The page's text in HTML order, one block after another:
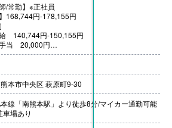
/常勤】※正社員
】168,744円-178,155円
給 140,744円-150,155円
手当 20,000円
当 2,000円（調理師免許）
一律）手当 3,000円
アップ手当 5,000円
手当］
当 配偶者4,000円、子ども（18歳未満）4,000
当 2,000円/回
年2回（計3.51ヶ月分）※前年度実績
本市中央区 萩原町9-30
線「南熊本駅」より徒歩8分/マイカー通勤可能
場あり